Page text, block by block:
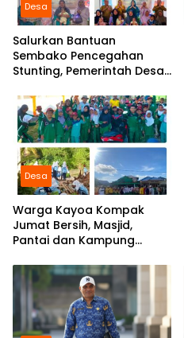
Desa
Salurkan Bantuan
Sembako Pencegahan
Stunting, Pemerintah Desa
Komitmen Tingkatkan Gizi
Anak
Desa
Warga Kayoa Kompak
Jumat Bersih, Masjid,
Pantai dan Kampung